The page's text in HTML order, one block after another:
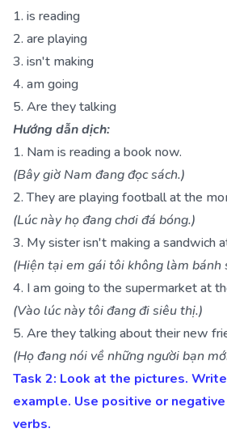
1. is reading
2. are playing
3. isn't making
4. am going
5. Are they talking
Hướng dẫn dịch:
1. Nam is reading a book now.
(Bây giờ Nam đang đọc sách.)
2. They are playing football at the
(Lúc này họ đang chơi đá bóng.)
3. My sister isn't making a sandwich
(Hiện tại em gái tôi không làm bánh
4. I am going to the supermarket at
(Vào lúc này tôi đang đi siêu thị.)
5. Are they talking about their new
(Họ đang nói về những người bạn
Task 2: Look at the pictures.
example. Use positive or
verbs.